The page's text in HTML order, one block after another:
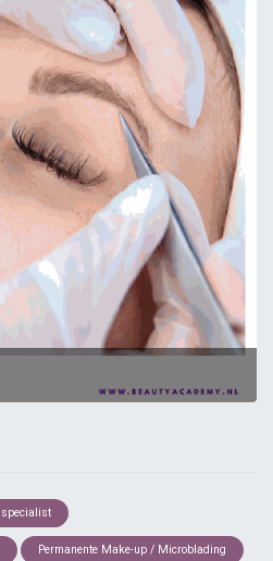
Permanente Make-up / Microblading